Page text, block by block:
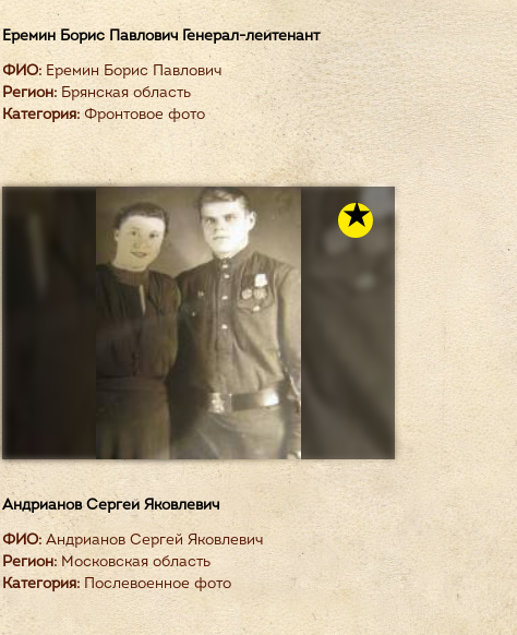
Еремин Борис Павлович Генерал-лейтенант
ФИО:Еремин Борис Павлович
Регион:Брянская область
Категория:Фронтовое фото
Андрианов Сергей Яковлевич
ФИО:Андрианов Сергей Яковлевич
Регион:Московская область
Категория:Послевоенное фото